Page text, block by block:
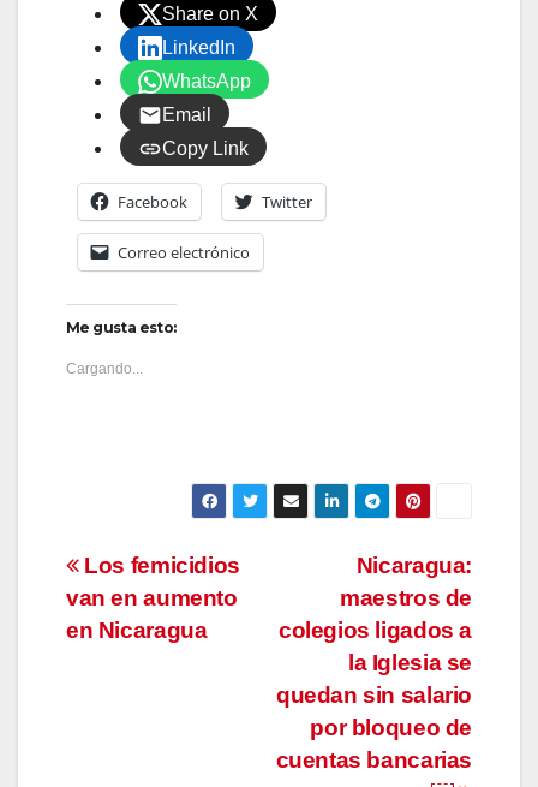
Share on X
LinkedIn
WhatsApp
Email
Copy Link
Facebook Twitter
Correo electrónico
Me gusta esto:
Cargando...
Navegación
de
Nicaragua:
maestros de
colegios ligados a
la Iglesia se
quedan sin salario
por bloqueo de
cuentas bancarias
Los femicidios
van en aumento
en Nicaragua